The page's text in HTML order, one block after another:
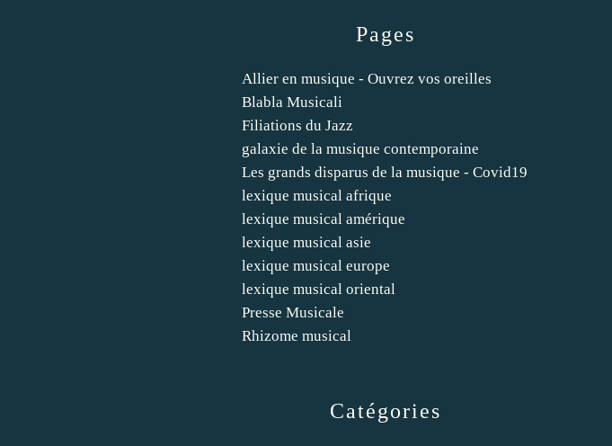
Catégories
Pages
Allier en musique - Ouvrez vos oreilles
Blabla Musicali
Filiations du Jazz
galaxie de la musique contemporaine
Les grands disparus de la musique - Covid19
lexique musical afrique
lexique musical amérique
lexique musical asie
lexique musical europe
lexique musical oriental
Presse Musicale
Rhizome musical